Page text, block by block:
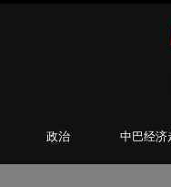
政治 中巴经济